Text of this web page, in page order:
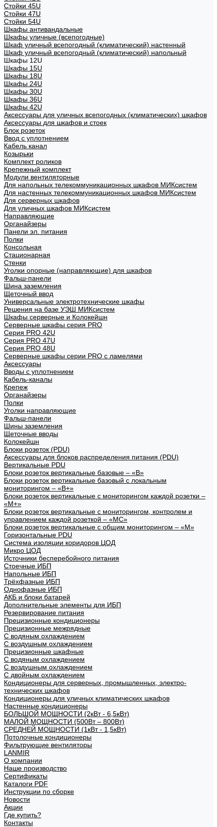
Стойки 45U
Стойки 47U
Стойки 54U
Шкафы антивандальные
Шкафы уличные (всепогодные)
Шкаф уличный всепогодный (климатический) настенный
Шкаф уличный всепогодный (климатический) напольный
Шкафы 12U
Шкафы 15U
Шкафы 18U
Шкафы 24U
Шкафы 30U
Шкафы 36U
Шкафы 42U
Аксессуары для уличных всепогодных (климатических) шкафов
Аксессуары для шкафов и стоек
Блок розеток
Ввод с уплотнением
Кабель канал
Козырьки
Комплект роликов
Крепежный комплект
Модули вентиляторные
Для напольных телекоммуникационных шкафов МИКсистем
Для настенных телекоммуникационных шкафов МИКсистем
Для серверных шкафов
Для уличных шкафов МИКсистем
Направляющие
Органайзеры
Панели эл. питания
Полки
Консольная
Стационарная
Стенки
Уголки опорные (направляющие) для шкафов
Фальш-панели
Шина заземления
Щеточный ввод
Универсальные электротехнические шкафы
Решения на базе УЭШ МИКсистем
Шкафы серверные и Колокейшн
Серверные шкафы серия PRO
Серия PRO 42U
Серия PRO 47U
Серия PRO 48U
Серверные шкафы серии PRO с ламелями
Аксессуары
Вводы с уплотнением
Кабель-каналы
Крепеж
Органайзеры
Полки
Уголки направляющие
Фальш-панели
Шины заземления
Щеточные вводы
Колокейшн
Блоки розеток (PDU)
Аксессуары для блоков распределения питания (PDU)
Вертикальные PDU
Блоки розеток вертикальные базовые – «В»
Блоки розеток вертикальные базовый с локальным
мониторингом – «В+»
Блоки розеток вертикальные с мониторингом каждой розетки –
«М+»
Блоки розеток вертикальные с мониторингом, контролем и
управлением каждой розеткой – «МС»
Блоки розеток вертикальные с общим мониторингом – «М»
Горизонтальные PDU
Система изоляции коридоров ЦОД
Микро ЦОД
Источники бесперебойного питания
Стоечные ИБП
Напольные ИБП
Трёхфазные ИБП
Однофазные ИБП
АКБ и блоки батарей
Дополнительные элементы для ИБП
Резервирование питания
Прецизионные кондиционеры
Прецизионные межрядные
С водяным охлаждением
С воздушным охлаждением
Прецизионные шкафные
С водяным охлаждением
С воздушным охлаждением
С двойным охлаждением
Кондиционеры для серверных, промышленных, электро-
технических шкафов
Кондиционеры для уличных климатических шкафов
Настенные кондиционеры
БОЛЬШОЙ МОЩНОСТИ (2кВт - 6,5кВт)
МАЛОЙ МОЩНОСТИ (500Вт – 800Вт)
СРЕДНЕЙ МОЩНОСТИ (1кВт - 1,5кВт)
Потолочные кондиционеры
Фильтрующие вентиляторы
LANMIR
О компании
Наше производство
Сертификаты
Каталоги PDF
Инструкции по сборке
Новости
Акции
Где купить?
Контакты